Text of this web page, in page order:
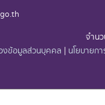
จำน
งข้อมูลส่วนบุคคล | นโยบายก